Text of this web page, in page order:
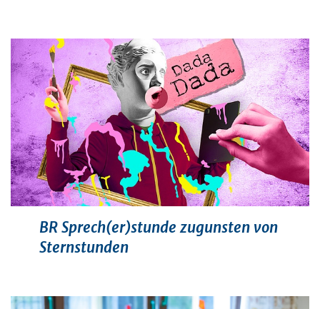
BR Sprech(er)stunde zugunsten von
Sternstunden